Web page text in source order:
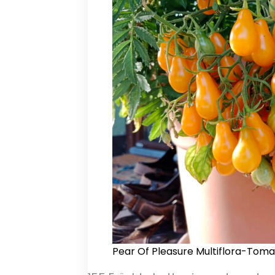
Pear Of Pleasure Multiflora-